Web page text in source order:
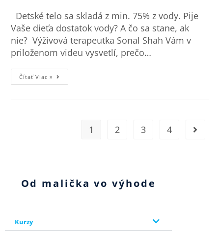
Detské telo sa skladá z min. 75% z vody. Pije
Vaše dieťa dostatok vody? A čo sa stane, ak
nie? Výživová terapeutka Sonal Shah Vám v
priloženom videu vysvetlí, prečo…
Čítať Viac »
1 2 3 4
Od malička vo výhode
Kurzy